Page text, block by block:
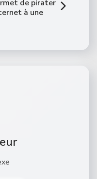
de pirater
à une